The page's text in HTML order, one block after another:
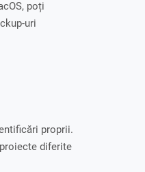
poți
uri
proprii.
diferite